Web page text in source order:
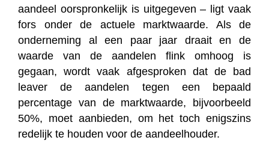
aandeel oorspronkelijk is uitgegeven – ligt vaak
fors onder de actuele marktwaarde. Als de
onderneming al een paar jaar draait en de
waarde van de aandelen flink omhoog is
gegaan, wordt vaak afgesproken dat de bad
leaver de aandelen tegen een bepaald
percentage van de marktwaarde, bijvoorbeeld
50%, moet aanbieden, om het toch enigszins
redelijk te houden voor de aandeelhouder.